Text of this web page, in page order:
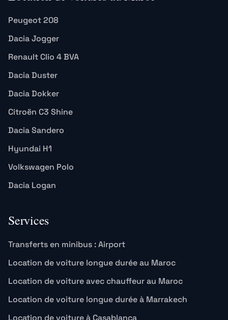
Peugeot 208
Dacia Jogger
Renault Clio 4 BVA
Dacia Duster
Dacia Dokker
Citroën C3 Shine
Dacia Sandero
Hyundai H1
Volkswagen Polo
Dacia Logan
Services
Transferts en minibus : Airport
Location de voiture longue durée au Maroc
Location de voiture avec chauffeur au Maroc
Location de voiture longue durée à Marrakech
Location de voiture à Casablanca